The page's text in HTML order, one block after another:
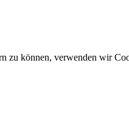
zu können, verwenden wir